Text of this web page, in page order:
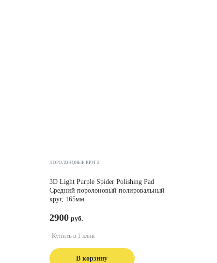
ПОРОЛОНОВЫЕ КРУГИ
3D Light Purple Spider Polishing Pad
Средний поролоновый полировальный
круг, 165мм
2900
В корзину
Купить в 1 клик